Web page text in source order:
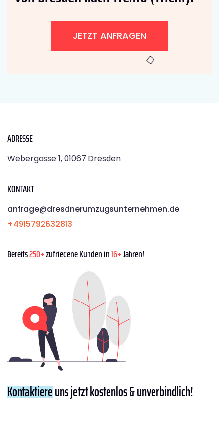
JETZT ANFRAGEN
ADRESSE
Webergasse 1, 01067 Dresden
KONTAKT
anfrage@dresdnerumzugsunternehmen.de
+4915792632813
Bereits250+zufriedene Kunden in16+Jahren!
Kontaktiereuns jetzt kostenlos & unverbindlich!